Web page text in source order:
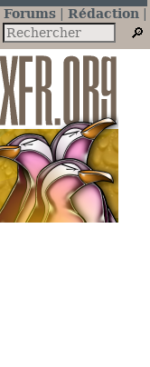
Forums
Rédaction